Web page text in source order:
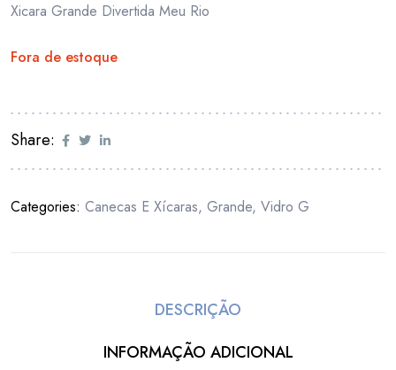
Xicara Grande Divertida Meu Rio
Fora de estoque
Share:
Categories: Canecas E Xícaras, Grande, Vidro G
DESCRIÇÃO
INFORMAÇÃO ADICIONAL